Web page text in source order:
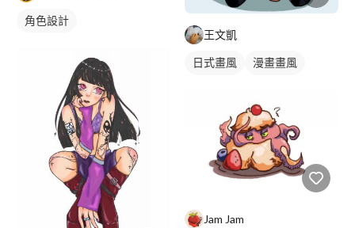
角色設計
王文凱
日式畫風
漫畫畫風
漫畫風人物
人物插畫
Jam Jam